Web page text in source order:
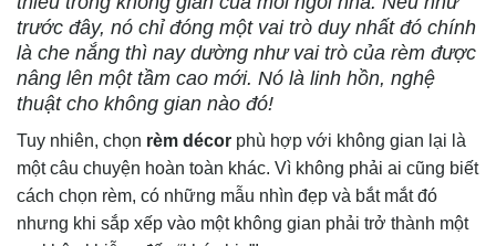
trước đây, nó chỉ đóng một vai trò duy nhất đó chính
là che nắng thì nay dường như vai trò của rèm được
nâng lên một tầm cao mới. Nó là linh hồn, nghệ
thuật cho không gian nào đó!
Tuy nhiên, chọn rèm décor phù hợp với không gian lại là
một câu chuyện hoàn toàn khác. Vì không phải ai cũng biết
cách chọn rèm, có những mẫu nhìn đẹp và bắt mắt đó
nhưng khi sắp xếp vào một không gian phải trở thành một